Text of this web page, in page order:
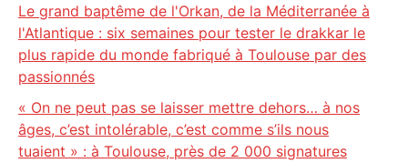
Le grand baptême de l'Orkan, de la Méditerranée à
l'Atlantique : six semaines pour tester le drakkar le
plus rapide du monde fabriqué à Toulouse par des
passionnés
« On ne peut pas se laisser mettre dehors… à nos
âges, c’est intolérable, c’est comme s’ils nous
tuaient » : à Toulouse, près de 2 000 signatures